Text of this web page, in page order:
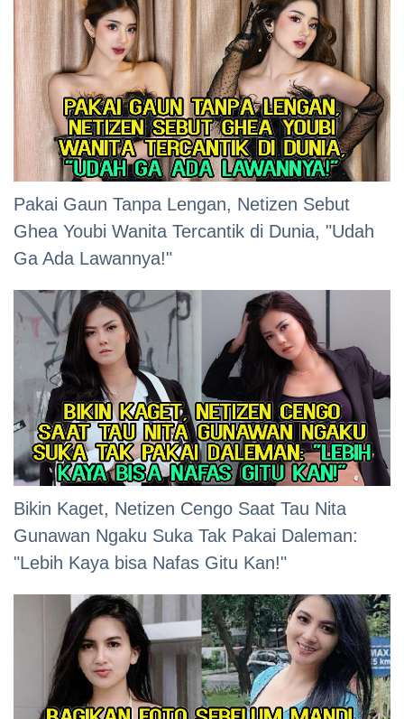
Pakai Gaun Tanpa Lengan, Netizen Sebut
Ghea Youbi Wanita Tercantik di Dunia, "Udah
Ga Ada Lawannya!"
Bikin Kaget, Netizen Cengo Saat Tau Nita
Gunawan Ngaku Suka Tak Pakai Daleman:
"Lebih Kaya bisa Nafas Gitu Kan!"